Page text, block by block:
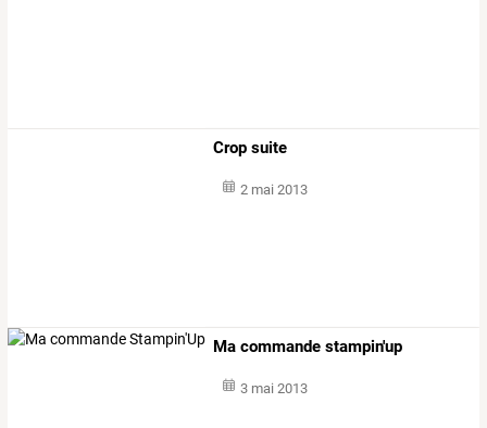
Crop suite
2 mai 2013
Ma commande stampin'up
3 mai 2013